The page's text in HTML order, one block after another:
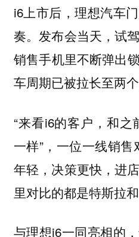
i6上市后，理想汽车
奏。发布会当天，试
销售手机里不断弹出
车周期已被拉长至两个
“来看i6的客户，和
一样”，一位一线销售
年轻，决策更快，进
里对比的都是特斯拉和
与理想i6一同亮相的